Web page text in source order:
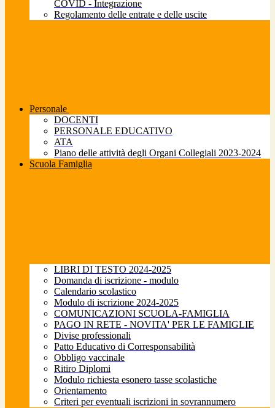
COVID - Integrazione
Regolamento delle entrate e delle uscite
Personale
DOCENTI
PERSONALE EDUCATIVO
ATA
Piano delle attività degli Organi Collegiali 2023-2024
Scuola Famiglia
LIBRI DI TESTO 2024-2025
Domanda di iscrizione - modulo
Calendario scolastico
Modulo di iscrizione 2024-2025
COMUNICAZIONI SCUOLA-FAMIGLIA
PAGO IN RETE - NOVITA' PER LE FAMIGLIE
Divise professionali
Patto Educativo di Corresponsabilità
Obbligo vaccinale
Ritiro Diplomi
Modulo richiesta esonero tasse scolastiche
Orientamento
Criteri per eventuali iscrizioni in sovrannumero